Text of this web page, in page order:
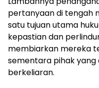
pertanyaan di tengah
satu tujuan utama
kepastian dan
membiarkan mereka
sementara pihak
berkeliaran.